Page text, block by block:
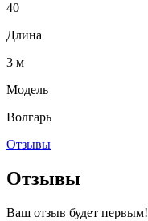
40
Длина
3 м
Модель
Волгарь
Отзывы
Отзывы
Ваш отзыв будет первым!